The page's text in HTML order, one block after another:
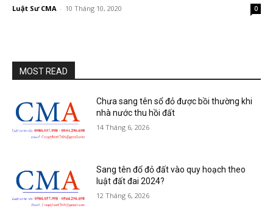
Luật Sư CMA - 10 Tháng 10, 2020 0
MOST READ
Chưa sang tên sổ đỏ được bồi thường khi
nhà nước thu hồi đất
14 Tháng 6, 2026
Sang tên đổ đỏ đất vào quy hoạch theo
luật đất đai 2024?
12 Tháng 6, 2026